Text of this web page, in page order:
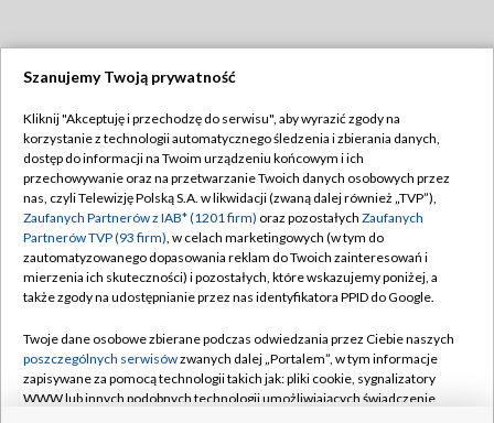
TVP
Abonament TVP
Emisja w TVP
Centrum informacji TVP
Naziemna Telewizja Cyfrowa
Rada Programowa
System NOS
Regulamin TVP
Polityka prywatności
Moje zgody
Pomoc
Kontakt
Szanujemy Twoją prywatność
Kliknij "Akceptuję i przechodzę do serwisu", aby wyrazić zgody na
korzystanie z technologii automatycznego śledzenia i zbierania danych,
dostęp do informacji na Twoim urządzeniu końcowym i ich
przechowywanie oraz na przetwarzanie Twoich danych osobowych przez
nas, czyli Telewizję Polską S.A. w likwidacji (zwaną dalej również „TVP”),
Zaufanych Partnerów z IAB* (1201 firm) oraz pozostałych Zaufanych
Partnerów TVP (93 firm), w celach marketingowych (w tym do
zautomatyzowanego dopasowania reklam do Twoich zainteresowań i
mierzenia ich skuteczności) i pozostałych, które wskazujemy poniżej, a
także zgody na udostępnianie przez nas identyfikatora PPID do Google.
Twoje dane osobowe zbierane podczas odwiedzania przez Ciebie naszych
poszczególnych serwisówzwanych dalej „Portalem”, w tym informacje
zapisywane za pomocą technologii takich jak: pliki cookie, sygnalizatory
WWW lub innych podobnych technologii umożliwiających świadczenie